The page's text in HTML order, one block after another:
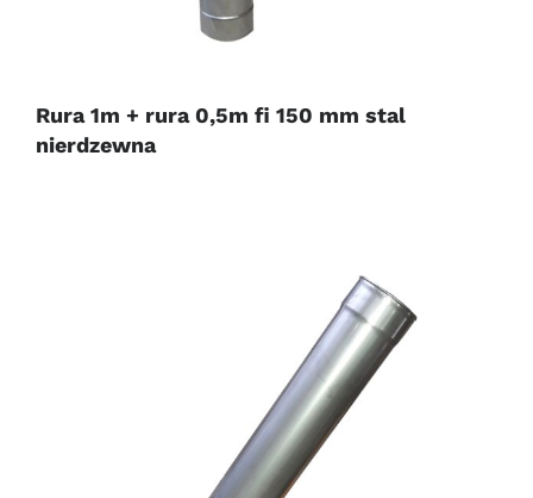
Rura 1m + rura 0,5m fi 150 mm stal
nierdzewna